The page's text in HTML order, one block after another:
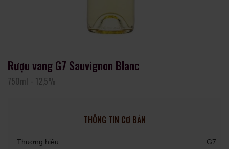
Rượu vang G7 Sauvignon Blanc
750ml - 12,5%
THÔNG TIN CƠ BẢN
Thương hiệu: G7